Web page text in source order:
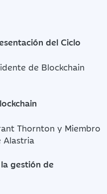
del Ciclo
de Blockchain
Thornton y Miembro
Alastria
gestión de